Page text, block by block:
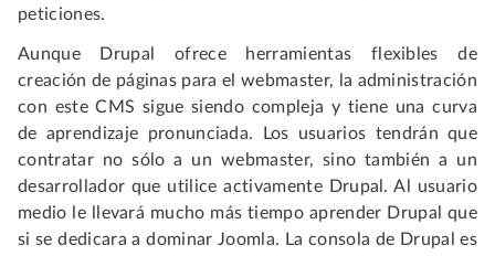
peticiones.
Aunque Drupal ofrece herramientas flexibles de
creación de páginas para el webmaster, la administración
con este CMS sigue siendo compleja y tiene una curva
de aprendizaje pronunciada. Los usuarios tendrán que
contratar no sólo a un webmaster, sino también a un
desarrollador que utilice activamente Drupal. Al usuario
medio le llevará mucho más tiempo aprender Drupal que
si se dedicara a dominar Joomla. La consola de Drupal es